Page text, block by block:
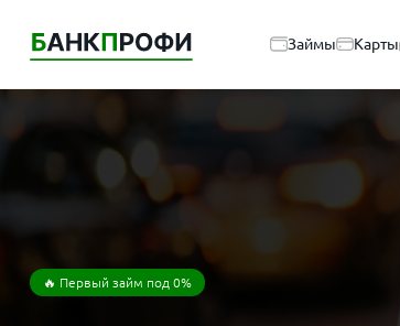
Займы Карты
🔥 Первый займ под 0%